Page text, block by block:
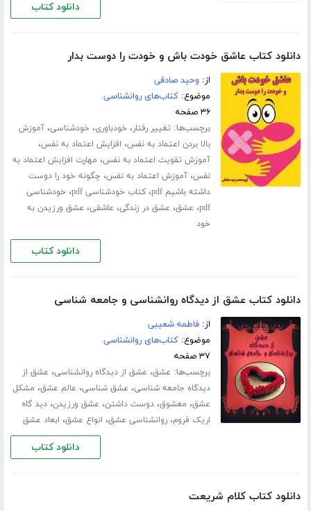
دانلود کتاب
دانلود کتاب عاشق خودت باش و خودت را دوست بدار
از: وحید صادقی
موضوع:کتاب‌های روانشناسی
۳۶ صفحه
برچسب‌ها: تغییر رفتار، خودباوری، خودشناسی،آموزش
بالا بردن اعتماد به نفس، افزایش اعتماد به نفس،
آموزش تقویت اعتماد به نفس، مهارت افزایش اعتماد به
نفس،آموزش اعتماد به نفس، چگونه خود را دوست
داشته باشیم pdf
،کتاب خودشناسی pdf ، خودشناسی
pdf، عشق، عشق در زندگی، عاشقی، عشق ورزیدن به
خود
دانلود کتاب
دانلود کتاب عشق از دیدگاه روانشناسی و جامعه شناسی
از:فاطمه شعیبی
موضوع:کتاب‌های روانشناسی
۳۷ صفحه
برچسب‌ها: عشق، عشق از دیدگاه روانشناسی، عشق از
دیدگاه جامعه شناسی، عشق شناسی، عالم عشق، مشکل
عشق، معشوق،دوست داشتن، عشق ورزیدن،دید گاه
اریک فروم،روانشناسی عشق، انواع عشق، ابعاد عشق
دانلود کتاب
دانلود کتاب کلام شریعت